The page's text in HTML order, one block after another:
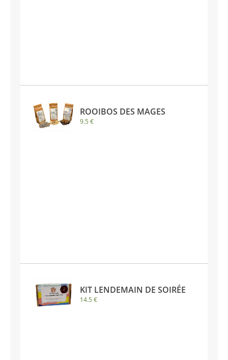
ROOIBOS DES MAGES
9.5 €
KIT LENDEMAIN DE SOIRÉE
14.5 €